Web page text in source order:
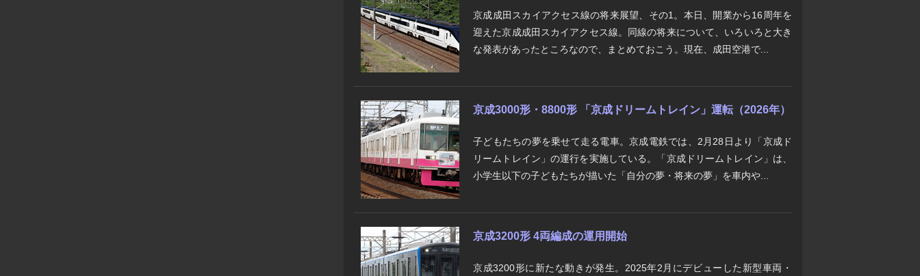
京成成田スカイアクセス線の将来展望、その1。本日、開業から16周年を
迎えた京成成田スカイアクセス線。同線の将来について、いろいろと大き
な発表があったところなので、まとめておこう。現在、成田空港で...
京成3000形・8800形 「京成ドリームトレイン」運転（2026年）
子どもたちの夢を乗せて走る電車。京成電鉄では、2月28日より「京成ド
リームトレイン」の運行を実施している。「京成ドリームトレイン」は、
小学生以下の子どもたちが描いた「自分の夢・将来の夢」を車内や...
京成3200形 4両編成の運用開始
京成3200形に新たな動きが発生。2025年2月にデビューした新型車両・